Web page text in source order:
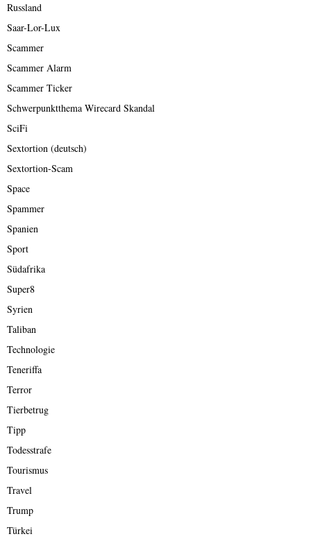
Russland
Saar-Lor-Lux
Scammer
Scammer Alarm
Scammer Ticker
Schwerpunktthema Wirecard Skandal
SciFi
Sextortion (deutsch)
Sextortion-Scam
Space
Spammer
Spanien
Sport
Südafrika
Super8
Syrien
Taliban
Technologie
Teneriffa
Terror
Tierbetrug
Tipp
Todesstrafe
Tourismus
Travel
Trump
Türkei